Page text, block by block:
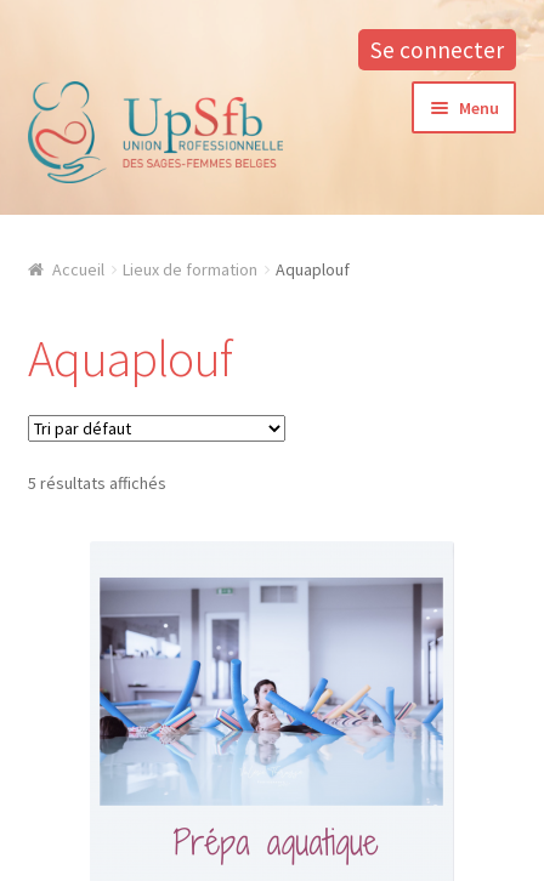
Se connecter
Aller
à
la
navigation
Aller
au
contenu
Menu
A propos
La formation continue à l’UPSfB
Aide à la formation
Conditions générales
Formations 2026
Formations 2027
Webinaires en ligne
Accueil Lieux de formation Aquaplouf
Aquaplouf
5 résultats affichés